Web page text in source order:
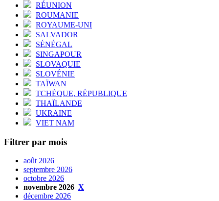
RÉUNION
ROUMANIE
ROYAUME-UNI
SALVADOR
SÉNÉGAL
SINGAPOUR
SLOVAQUIE
SLOVÉNIE
TAÏWAN
TCHÈQUE, RÉPUBLIQUE
THAÏLANDE
UKRAINE
VIET NAM
Filtrer par mois
août 2026
septembre 2026
octobre 2026
novembre 2026 X
décembre 2026